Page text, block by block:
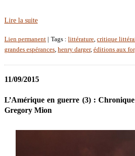
Lire la suite
Lien permanent | Tags :littérature,critique
grandes espérances, henry darger, éditions aux
11/09/2015
L’Amérique en guerre (3) :
Gregory Mion